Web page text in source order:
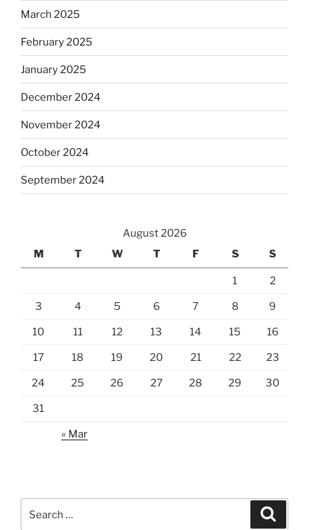
March 2025
February 2025
January 2025
December 2024
November 2024
October 2024
September 2024
August 2026
M
T W T F S S
1 2
3 4 5 6 7 8 9
10 11 12 13 14 15 16
17 18 19 20 21 22 23
24 25 26 27 28 29 30
31
« Mar
for: